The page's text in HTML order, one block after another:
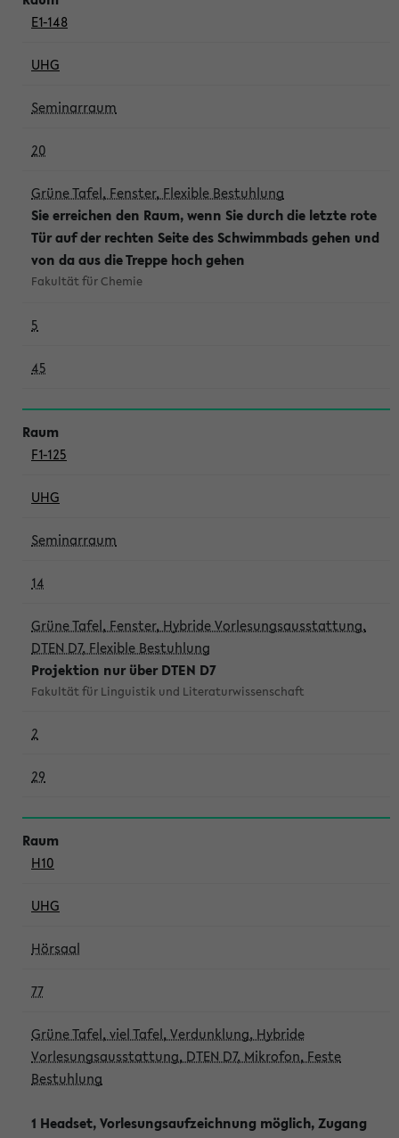
E1-148
UHG
Seminarraum
20
Grüne Tafel, Fenster, Flexible Bestuhlung
Sie erreichen den Raum, wenn Sie durch die letzte rote
Tür auf der rechten Seite des Schwimmbads gehen und
von da aus die Treppe hoch gehen
Fakultät für Chemie
5
45
F1-125
UHG
Seminarraum
14
Grüne Tafel, Fenster, Hybride Vorlesungsausstattung,
DTEN D7, Flexible Bestuhlung
Projektion nur über DTEN D7
Fakultät für Linguistik und Literaturwissenschaft
2
29
H10
UHG
Hörsaal
77
Grüne Tafel, viel Tafel, Verdunklung, Hybride
Vorlesungsausstattung, DTEN D7, Mikrofon, Feste
Bestuhlung
1 Headset, Vorlesungsaufzeichnung möglich, Zugang